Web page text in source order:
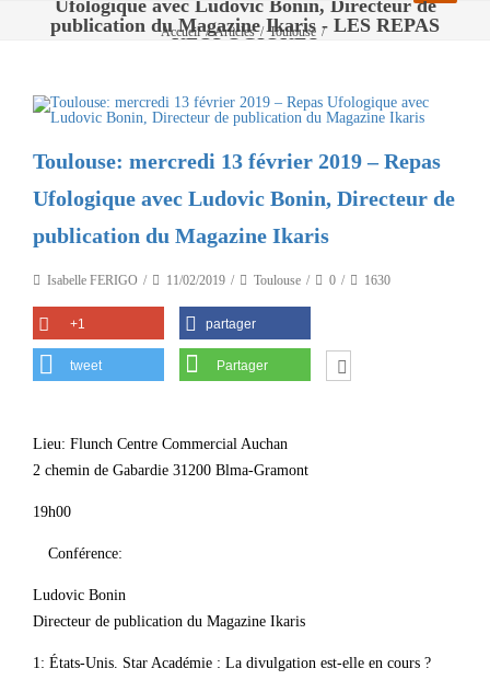
Ufologique avec Ludovic Bonin, Directeur de
publication du Magazine Ikaris - LES REPAS
UFOLOGIQUES
Accueil / Articles / Toulouse /
Toulouse: mercredi 13 février 2019 – Repas
Ufologique avec Ludovic Bonin, Directeur de
publication du Magazine Ikaris
Isabelle FERIGO 11/02/2019 Toulouse 0 1630
+1 partager
tweet Partager
Lieu: Flunch Centre Commercial Auchan
2 chemin de Gabardie 31200 Blma-Gramont
19h00
Conférence:
Ludovic Bonin
Directeur de publication du Magazine Ikaris
1: États-Unis. Star Académie : La divulgation est-elle en cours ?